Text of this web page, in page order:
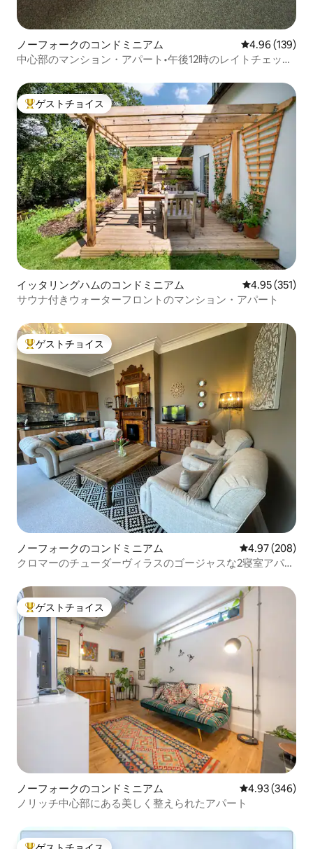
ノーフォークのコンドミニアム レビュー139
4.96 (139)
中心部のマンション・アパート•午後12時のレイトチェック
大好評のゲストチョイスです。
ゲストチョイス
イッタリングハムのコンドミニアム レビュー351
4.95 (351)
サウナ付きウォーターフロントのマンション・アパート
大好評のゲストチョイスです。
ゲストチョイス
ノーフォークのコンドミニアム レビュー208
4.97 (208)
クロマーのチューダーヴィラスのゴージャスな2寝室アパー
大好評のゲストチョイスです。
ゲストチョイス
ノーフォークのコンドミニアム レビュー346
4.93 (346)
ノリッチ中心部にある美しく整えられたアパート